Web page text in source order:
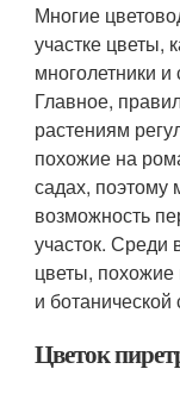
Многие
участке цветы,
многолетники
Главное,
растениям
похожие на
садах, поэтому
возможность
участок. Среди
цветы, похожие
и ботанической
Цветок